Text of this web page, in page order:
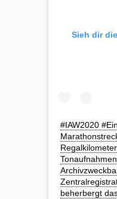
Sieh dir
#IAW2020⁣
beherbergt